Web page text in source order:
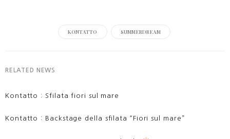
KONTATTO SUMMERDREAM
RELATED NEWS
Kontatto : Sfilata fiori sul mare
Kontatto : Backstage della sfilata “Fiori sul mare”